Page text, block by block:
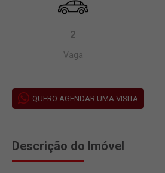
2
Vaga
QUERO AGENDAR UMA VISITA
Descrição do Imóvel